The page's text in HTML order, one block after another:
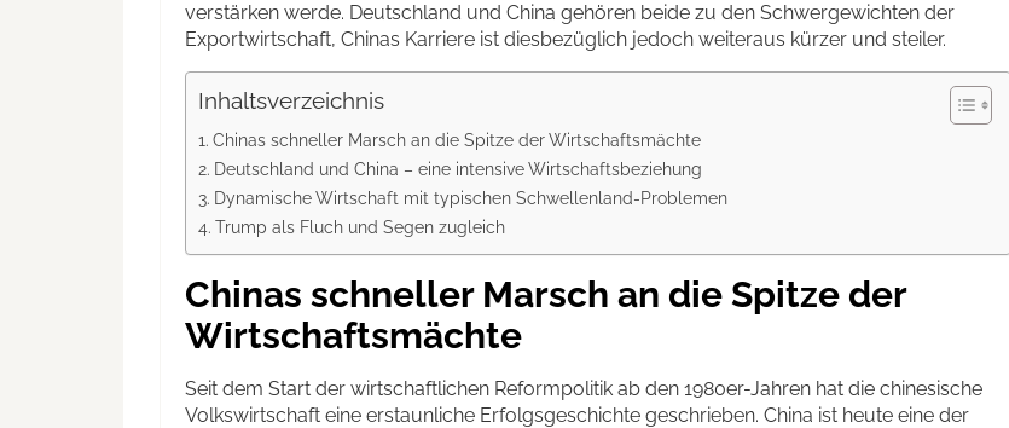
verstärken werde. Deutschland und China gehören beide zu den Schwergewichten der
Exportwirtschaft, Chinas Karriere ist diesbezüglich jedoch weiteraus kürzer und steiler.
Inhaltsverzeichnis
Chinas schneller Marsch an die Spitze der Wirtschaftsmächte
Deutschland und China – eine intensive Wirtschaftsbeziehung
Dynamische Wirtschaft mit typischen Schwellenland-Problemen
Trump als Fluch und Segen zugleich
Chinas schneller Marsch an die Spitze der
Wirtschaftsmächte
Seit dem Start der wirtschaftlichen Reformpolitik ab den 1980er-Jahren hat die chinesische
Volkswirtschaft eine erstaunliche Erfolgsgeschichte geschrieben. China ist heute eine der